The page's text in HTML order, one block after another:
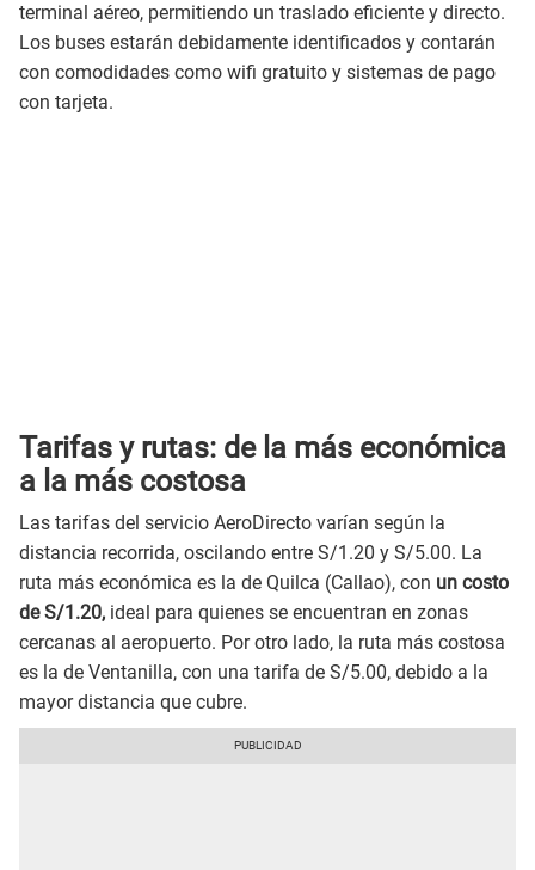
terminal aéreo, permitiendo un traslado eficiente y directo.
Los buses estarán debidamente identificados y contarán
con comodidades como wifi gratuito y sistemas de pago
con tarjeta.
Tarifas y rutas: de la más económica
a la más costosa
Las tarifas del servicio AeroDirecto varían según la
distancia recorrida, oscilando entre S/1.20 y S/5.00. La
ruta más económica es la de Quilca (Callao), con un costo
de S/1.20, ideal para quienes se encuentran en zonas
cercanas al aeropuerto. Por otro lado, la ruta más costosa
es la de Ventanilla, con una tarifa de S/5.00, debido a la
mayor distancia que cubre.